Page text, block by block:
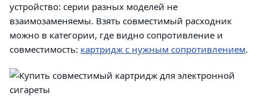
устройство: серии разных моделей не
взаимозаменяемы. Взять совместимый расходник
можно в категории, где видно сопротивление и
совместимость: картридж с нужным сопротивлением.